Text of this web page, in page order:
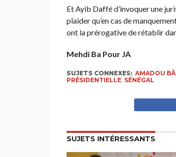
Et Ayib Daffé d’invoquer une
plaider qu’en cas de
ont la prérogative de rétablir
Mehdi Ba Pour JA
SUJETS CONNEXES: AMADOU BÂ,
PRÉSIDENTIELLE, SÉNÉGAL
SUJETS INTÉRESSANTS